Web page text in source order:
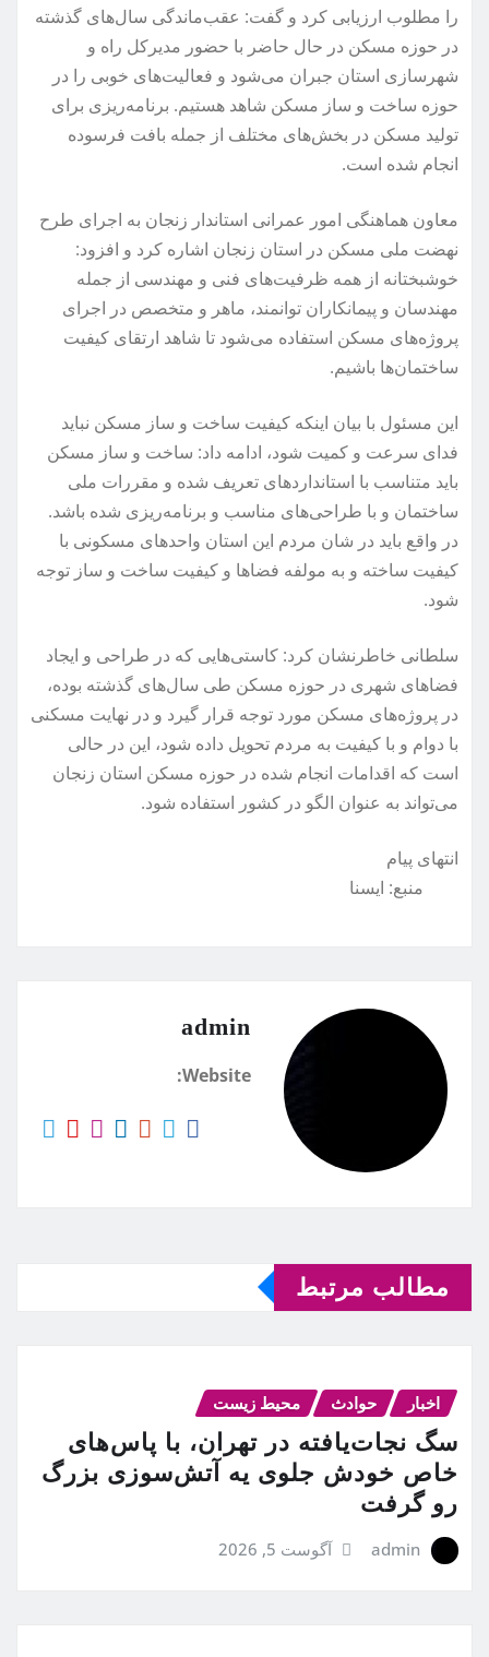
را مطلوب ارزیابی کرد و گفت: عقب‌ماندگی سال‌های گذشته
در حوزه مسکن در حال حاضر با حضور مدیرکل راه و
شهرسازی استان جبران می‌شود و فعالیت‌های خوبی را در
حوزه ساخت و ساز مسکن شاهد هستیم. برنامه‌ریزی برای
تولید مسکن در بخش‌های مختلف از جمله بافت فرسوده
انجام شده است.
معاون هماهنگی امور عمرانی استاندار زنجان به اجرای طرح
نهضت ملی مسکن در استان زنجان اشاره کرد و افزود:
خوشبختانه از همه ظرفیت‌های فنی و مهندسی از جمله
مهندسان و پیمانکاران توانمند، ماهر و متخصص در اجرای
پروژه‌های مسکن استفاده می‌شود تا شاهد ارتقای کیفیت
ساختمان‌ها باشیم.
این مسئول با بیان اینکه کیفیت ساخت و ساز مسکن نباید
فدای سرعت و کمیت شود، ادامه داد: ساخت و ساز مسکن
باید متناسب با استانداردهای تعریف شده و مقررات ملی
ساختمان و با طراحی‌های مناسب و برنامه‌ریزی شده باشد.
در واقع باید در شان مردم این استان واحدهای مسکونی با
کیفیت ساخته و به مولفه فضاها و کیفیت ساخت و ساز توجه
شود.
سلطانی خاطرنشان کرد: کاستی‌هایی که در طراحی و ایجاد
فضاهای شهری در حوزه مسکن طی سال‌های گذشته بوده،
در پروژه‌های مسکن مورد توجه قرار گیرد و در نهایت مسکنی
با دوام و با کیفیت به مردم تحویل داده شود، این در حالی
است که اقدامات انجام شده در حوزه مسکن استان زنجان
می‌تواند به عنوان الگو در کشور استفاده شود.
انتهای پیام
منبع: ايسنا
admin
Website:
مطالب مرتبط
اخبار حوادث محیط زیست
سگ نجات‌یافته در تهران، با پاس‌های
خاص خودش جلوی یه آتش‌سوزی بزرگ
رو گرفت
admin آگوست 5, 2026